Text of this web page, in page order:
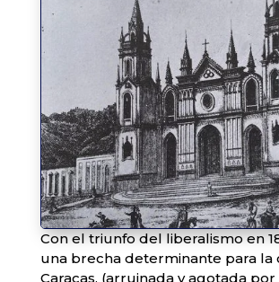
Con el triunfo del liberalismo en
una brecha determinante para la
Caracas, (arruinada y agotada por